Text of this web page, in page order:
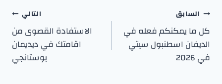
السابق
كل ما يمكنكم فعله في
الديفان اسطنبول سيتي
في 2026
التالي
الاستفادة القصوى من
اقامتك في ديديمان
بوستانجي